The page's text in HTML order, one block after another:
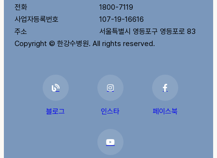
전화
1800-7119
사업자등록번호
107-19-16616
주소
서울특별시 영등포구 영등포로 83
Copyright © 한강수병원. All rights reserved.
블로그 인스타 페이스북